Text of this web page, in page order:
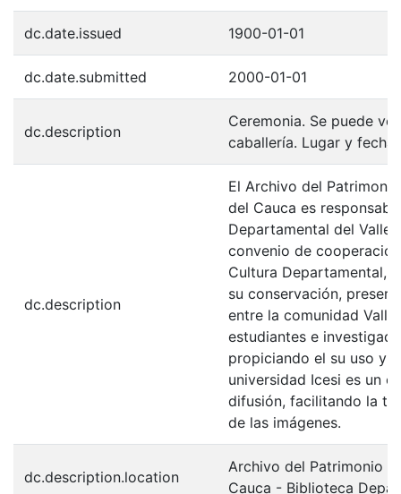
dc.date.issued 1900-01-01
dc.date.submitted 2000-01-01
dc.description
Ceremonia. Se puede
caballería. Lugar y
dc.description
El Archivo del
del Cauca es
Departamental del Valle
convenio de
Cultura Departamental,
su conservación,
entre la comunidad
estudiantes e
propiciando el su uso y
universidad Icesi es un
difusión, facilitando la
de las imágenes.
dc.description.location
Archivo del Patrimonio
Cauca - Biblioteca